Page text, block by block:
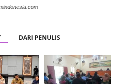
DARI PENULIS